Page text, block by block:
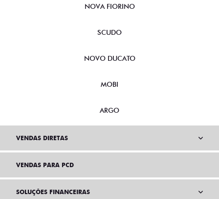
NOVA FIORINO
SCUDO
NOVO DUCATO
MOBI
ARGO
VENDAS DIRETAS
VENDAS PARA PCD
SOLUÇÕES FINANCEIRAS